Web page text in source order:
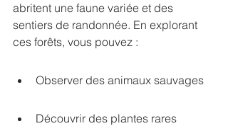
abritent une faune variée et des
sentiers de randonnée. En explorant
ces forêts, vous pouvez :
Observer des animaux sauvages
Découvrir des plantes rares